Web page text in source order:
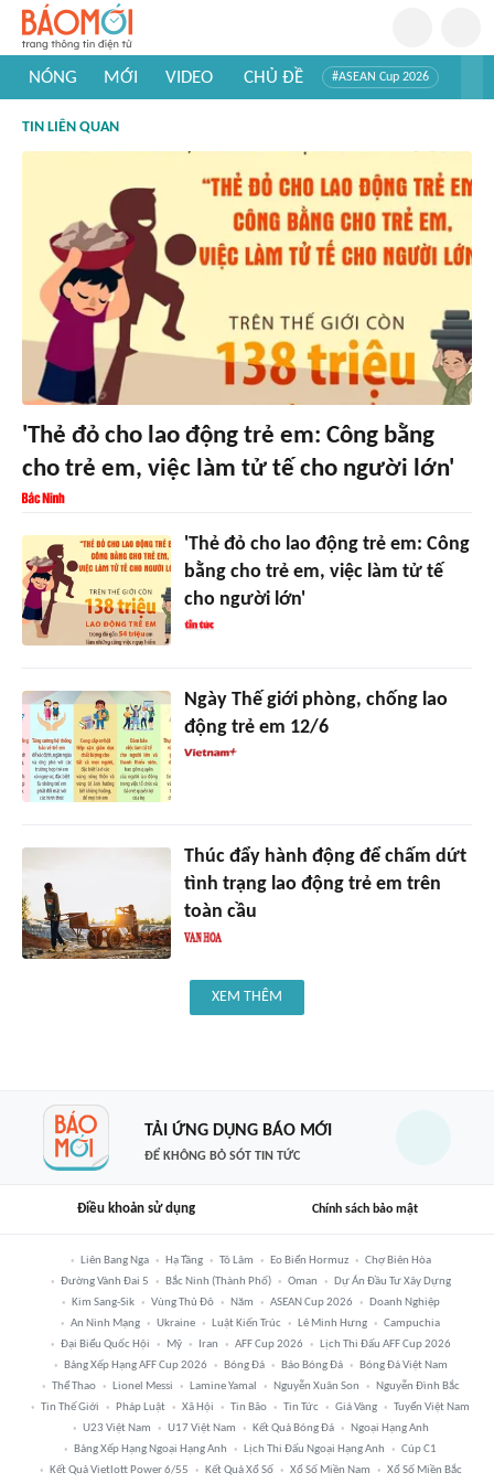
NÓNG MỚI VIDEO CHỦ ĐỀ #ASEAN Cup 2026
#Khám phá thế giới
TIN LIÊN QUAN
'Thẻ đỏ cho lao động trẻ em: Công bằng
cho trẻ em, việc làm tử tế cho người lớn'
'Thẻ đỏ cho lao động trẻ em: Công
bằng cho trẻ em, việc làm tử tế
cho người lớn'
Ngày Thế giới phòng, chống lao
động trẻ em 12/6
Thúc đẩy hành động để chấm dứt
tình trạng lao động trẻ em trên
toàn cầu
XEM THÊM
TẢI ỨNG DỤNG BÁO MỚI
ĐỂ KHÔNG BỎ SÓT TIN TỨC
Điều khoản sử dụng Chính sách bảo mật
Liên Bang Nga Hạ Tầng Tô Lâm Eo Biển Hormuz
Chợ Biên Hòa
Đường Vành Đai 5
Bắc Ninh (thành Phố) Oman
Dự Án Đầu Tư Xây Dựng
Kim Sang-Sik
Vùng Thủ Đô Năm ASEAN Cup 2026
Doanh Nghiệp
An Ninh Mạng
Ukraine Luật Kiến Trúc Lê Minh Hưng
Campuchia
Đại Biểu Quốc Hội
Mỹ Iran AFF Cup 2026
Lịch Thi Đấu AFF Cup 2026
Bảng Xếp Hạng AFF Cup 2026
Bóng Đá Báo Bóng Đá
Bóng Đá Việt Nam
Thể Thao
Lionel Messi Lamine Yamal Nguyễn Xuân Son
Nguyễn Đình Bắc
Tin Thế Giới
Pháp Luật Xã Hội Tin Bão Tin Tức Giá Vàng
Tuyển Việt Nam
U23 Việt Nam
U17 Việt Nam Kết Quả Bóng Đá
Ngoại Hạng Anh
Bảng Xếp Hạng Ngoại Hạng Anh
Lịch Thi Đấu Ngoại Hạng Anh
Cúp C1
Kết Quả Vietlott Power 6/55
Kết Quả Xổ Số Xổ Số Miền Nam Xổ Số Miền Bắc